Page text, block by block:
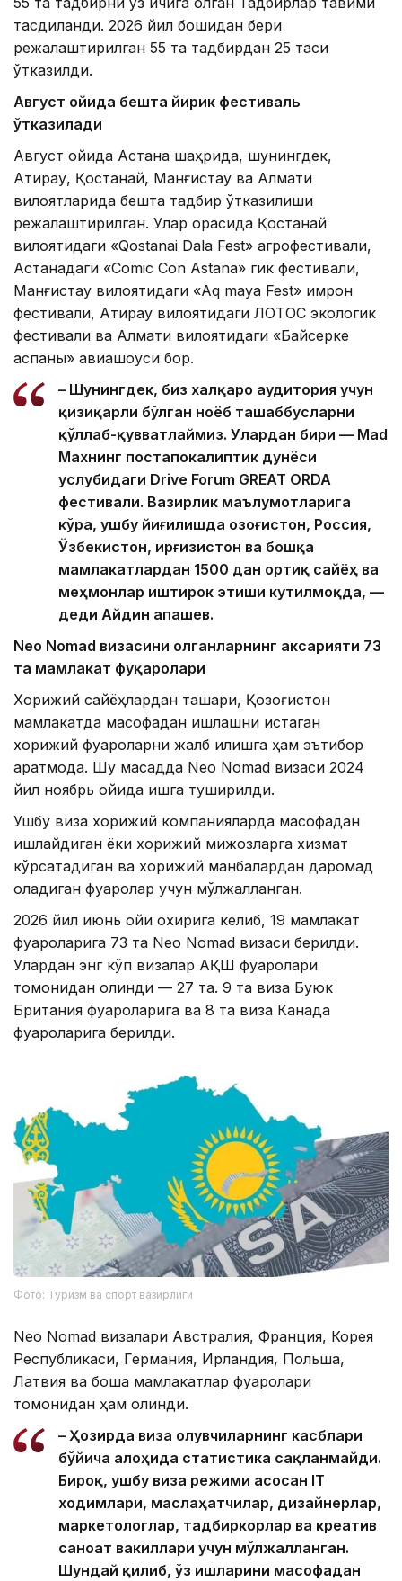
тасдиқланди. 2026 йил бошидан бери
режалаштирилган 55 та тадбирдан 25 таси
ўтказилди.
Август ойида бешта йирик фестиваль
ўтказилади
Август ойида Астана шаҳрида, шунингдек,
Атирау, Қостанай, Манғистау ва Алмати
вилоятларида бешта тадбир ўтказилиши
режалаштирилган. Улар орасида Қостанай
вилоятидаги «Qostanai Dala Fest» агрофестивали,
Астанадаги «Comic Con Astana» гик фестивали,
Манғистау вилоятидаги «Aq maya Fest» қимрон
фестивали, Атирау вилоятидаги ЛОТОС экологик
фестивали ва Алмати вилоятидаги «Байсерке
аспаны» авиашоуси бор.
– Шунингдек, биз халқаро аудитория учун
қизиқарли бўлган ноёб ташаббусларни
қўллаб-қувватлаймиз. Улардан бири — Mad
Maxнинг постапокалиптик дунёси
услубидаги Drive Forum GREAT ORDA
фестивали. Вазирлик маълумотларига
кўра, ушбу йиғилишда Қозоғистон, Россия,
Ўзбекистон, Қирғизистон ва бошқа
мамлакатлардан 1500 дан ортиқ сайёҳ ва
меҳмонлар иштирок этиши кутилмоқда, —
деди Айдин Қапашев.
Neo Nomad визасини олганларнинг аксарияти 73
та мамлакат фуқаролари
Хорижий сайёҳлардан ташқари, Қозоғистон
мамлакатда масофадан ишлашни истаган
хорижий фуқароларни жалб қилишга ҳам эътибор
қаратмоқда. Шу мақсадда Neo Nomad визаси 2024
йил ноябрь ойида ишга туширилди.
Ушбу виза хорижий компанияларда масофадан
ишлайдиган ёки хорижий мижозларга хизмат
кўрсатадиган ва хорижий манбалардан даромад
оладиган фуқаролар учун мўлжалланган.
2026 йил июнь ойи охирига келиб, 19 мамлакат
фуқароларига 73 та Neo Nomad визаси берилди.
Улардан энг кўп визалар АҚШ фуқаролари
томонидан олинди — 27 та. 9 та виза Буюк
Британия фуқароларига ва 8 та виза Канада
фуқароларига берилди.
Фото: Туризм ва спорт вазирлиги
Neo Nomad визалари Австралия, Франция, Корея
Республикаси, Германия, Ирландия, Польша,
Латвия ва бошқа мамлакатлар фуқаролари
томонидан ҳам олинди.
– Ҳозирда виза олувчиларнинг касблари
бўйича алоҳида статистика сақланмайди.
Бироқ, ушбу виза режими асосан IТ
ходимлари, маслаҳатчилар, дизайнерлар,
маркетологлар, тадбиркорлар ва креатив
саноат вакиллари учун мўлжалланган.
Шундай қилиб, ўз ишларини масофадан